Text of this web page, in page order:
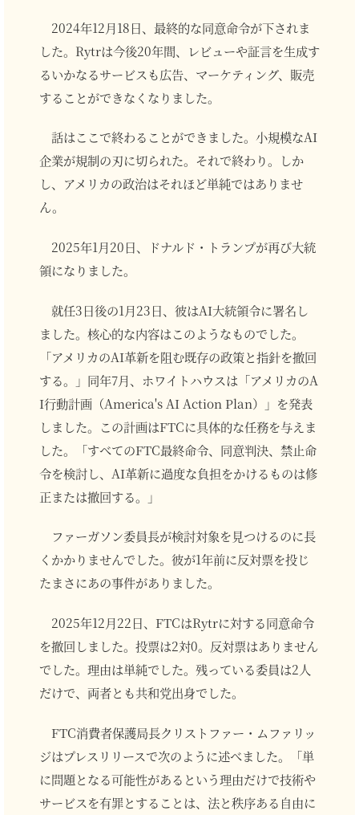
2024年12月18日、最終的な同意命令が下されま
した。Rytrは今後20年間、レビューや証言を生成す
るいかなるサービスも広告、マーケティング、販売
することができなくなりました。
話はここで終わることができました。小規模なAI
企業が規制の刃に切られた。それで終わり。しか
し、アメリカの政治はそれほど単純ではありませ
ん。
2025年1月20日、ドナルド・トランプが再び大統
領になりました。
就任3日後の1月23日、彼はAI大統領令に署名し
ました。核心的な内容はこのようなものでした。
「アメリカのAI革新を阻む既存の政策と指針を撤回
する。」同年7月、ホワイトハウスは「アメリカのA
I行動計画（America's AI Action Plan）」を発表
しました。この計画はFTCに具体的な任務を与えま
した。「すべてのFTC最終命令、同意判決、禁止命
令を検討し、AI革新に過度な負担をかけるものは修
正または撤回する。」
ファーガソン委員長が検討対象を見つけるのに長
くかかりませんでした。彼が1年前に反対票を投じ
たまさにあの事件がありました。
2025年12月22日、FTCはRytrに対する同意命令
を撤回しました。投票は2対0。反対票はありません
でした。理由は単純でした。残っている委員は2人
だけで、両者とも共和党出身でした。
FTC消費者保護局長クリストファー・ムファリッ
ジはプレスリリースで次のように述べました。「単
に問題となる可能性があるという理由だけで技術や
サービスを有罪とすることは、法と秩序ある自由に